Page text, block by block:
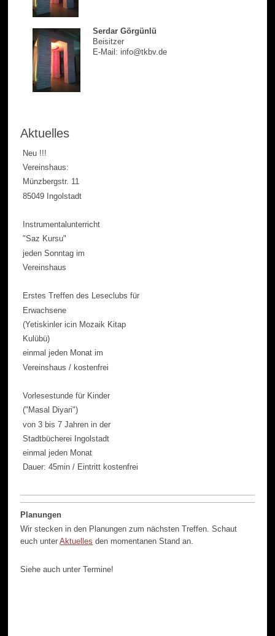
Serdar Görgünlü
Beisitzer
E-Mail: info@tkbv.de
Aktuelles
Neu !!!
Vereinshaus:
Münzbergstr. 11
85049 Ingolstadt
Instrumentalunterricht
"Saz Kursu"
jeden Sonntag im
Vereinshaus
Erstes Treffen des Leseclubs für
Erwachsene
(Yetiskinler icin Mozaik Kitap
Kulübü)
einmal jeden Monat im
Vereinshaus / kostenfrei
Vorlesestunde für Kinder
("Masal Diyari")
von 3 bis 7 Jahren in der
Stadtbücherei Ingolstadt
einmal jeden Monat
Dauer: 45min / Eintritt kostenfrei
Planungen
Wir stecken in den Planungen zum nächsten Treffen. Schaut
euch unterAktuelles den momentanen Stand an.
Siehe auch unter Termine!